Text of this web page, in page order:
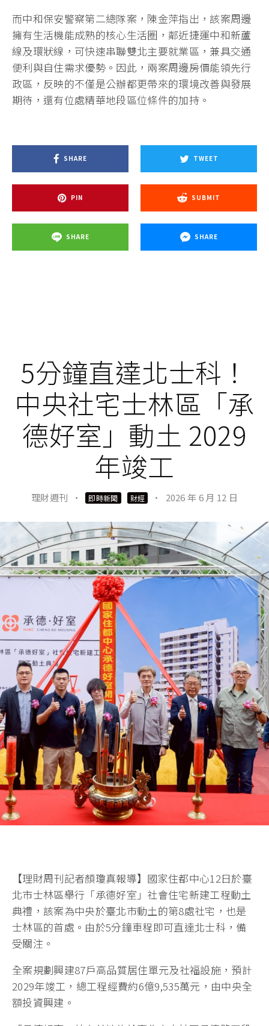
而中和保安警察第二總隊案，陳金萍指出，該案周邊
擁有生活機能成熟的核心生活圈，鄰近捷運中和新蘆
線及環狀線，可快速串聯雙北主要就業區，兼具交通
便利與自住需求優勢。因此，兩案周邊房價能領先行
政區，反映的不僅是公辦都更帶來的環境改善與發展
期待，還有位處精華地段區位條件的加持。
SHARE TWEET
PIN SUBMIT
SHARE SHARE
5分鐘直達北士科！
中央社宅士林區「承
德好室」動土 2029
年竣工
理財週刊 · 即時新聞 財經 · 2026 年 6 月 12 日
【理財周刊記者顏瓊真報導】國家住都中心12日於臺
北市士林區舉行「承德好室」社會住宅新建工程動土
典禮，該案為中央於臺北市動土的第8處社宅，也是
士林區的首處。由於5分鐘車程即可直達北士科，備
受關注。
全案規劃興建87戶高品質居住單元及社福設施，預計
2029年竣工，總工程經費約6億9,535萬元，由中央全
額投資興建。